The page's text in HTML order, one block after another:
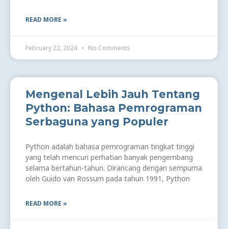
READ MORE »
February 22, 2024 No Comments
Mengenal Lebih Jauh Tentang
Python: Bahasa Pemrograman
Serbaguna yang Populer
Python adalah bahasa pemrograman tingkat tinggi
yang telah mencuri perhatian banyak pengembang
selama bertahun-tahun. Dirancang dengan sempurna
oleh Guido van Rossum pada tahun 1991, Python
READ MORE »